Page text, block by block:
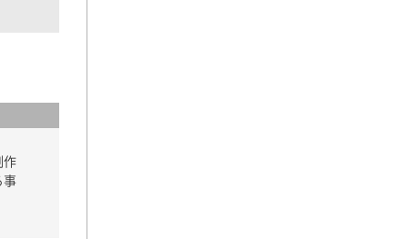
作
事